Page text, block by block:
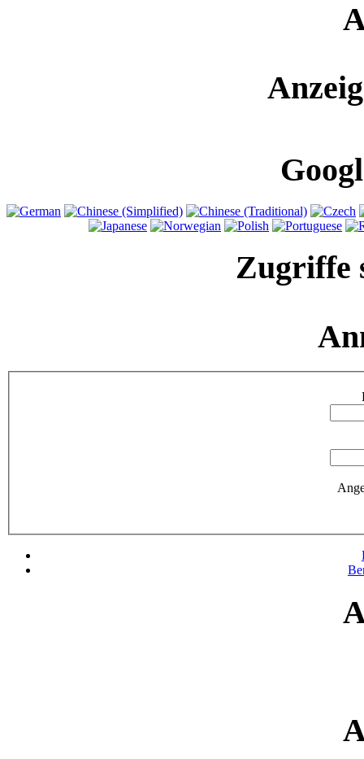
Zugriffe